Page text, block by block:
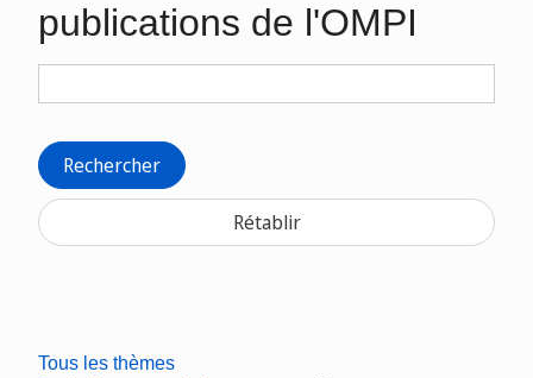
publications de l'OMPI
Rechercher
Rétablir
Tous les thèmes